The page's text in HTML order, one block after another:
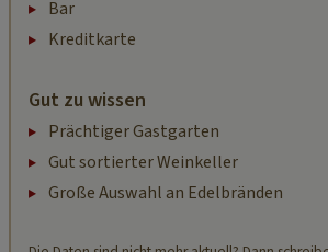
Bar
Kreditkarte
Gut zu wissen
Prächtiger Gastgarten
Gut sortierter Weinkeller
Große Auswahl an Edelbränden